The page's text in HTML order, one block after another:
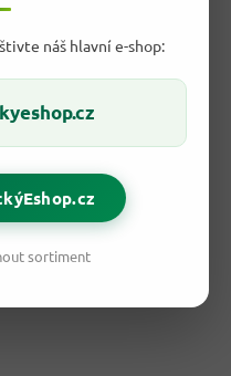
náš hlavní e-shop:
Chci si jen prohlédnout sortiment